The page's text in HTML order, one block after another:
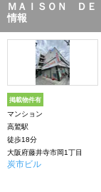
ＭＡＩＳＯＮ ＤＥ
情報
掲載物件有
マンション
高鷲駅
徒歩18分
大阪府藤井寺市岡1丁目
炭市ビル